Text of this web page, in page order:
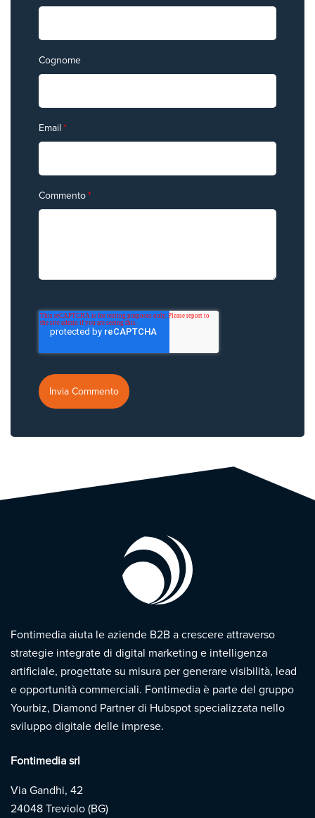
Cognome
Email *
Commento*
Fontimedia aiuta le aziende B2B a crescere attraverso
strategie integrate di digital marketing e intelligenza
artificiale, progettate su misura per generare visibilità, lead
e opportunità commerciali. Fontimedia è parte del gruppo
Yourbiz, Diamond Partner di Hubspot specializzata nello
sviluppo digitale delle imprese.
Fontimedia srl
Via Gandhi, 42
24048 Treviolo (BG)